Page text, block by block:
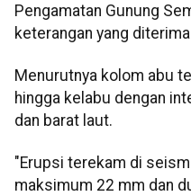
Pengamatan Gunung
keterangan yang
Menurutnya kolom abu
hingga kelabu dengan
dan barat laut.
"Erupsi terekam di
maksimum 22 mm dan